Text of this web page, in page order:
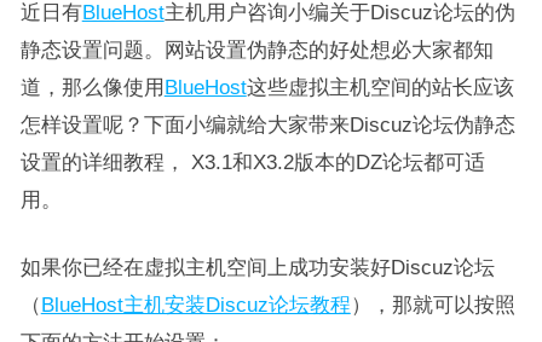
近日有BlueHost主机用户咨询小编关于Discuz论坛的伪
静态设置问题。网站设置伪静态的好处想必大家都知
道，那么像使用 BlueHost这些虚拟主机空间的站长应该
怎样设置呢？下面小编就给大家带来Discuz论坛伪静态
设置的详细教程， X3.1和X3.2版本的DZ论坛都可适
用。
如果你已经在虚拟主机空间上成功安装好Discuz论坛
（BlueHost主机安装Discuz论坛教程），那就可以按照